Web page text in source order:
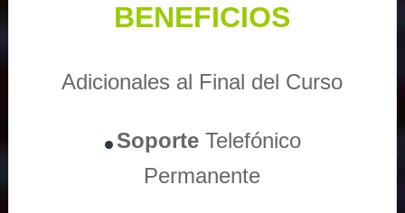
BENEFICIOS
Adicionales al Final del Curso
Soporte Telefónico
Permanente